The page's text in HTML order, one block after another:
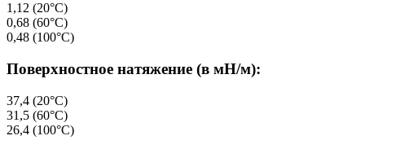
1,12 (20°C)
0,68 (60°C)
0,48 (100°C)
Поверхностное натяжение (в мН/м):
37,4 (20°C)
31,5 (60°C)
26,4 (100°C)